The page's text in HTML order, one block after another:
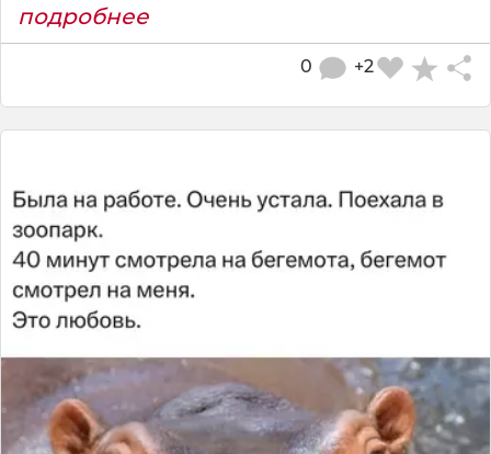
подробнее
+2
0